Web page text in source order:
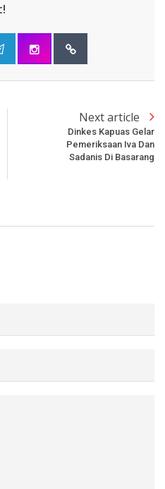
Next article
Dinkes Kapuas Gelar
Pemeriksaan Iva Dan
Sadanis Di Basarang